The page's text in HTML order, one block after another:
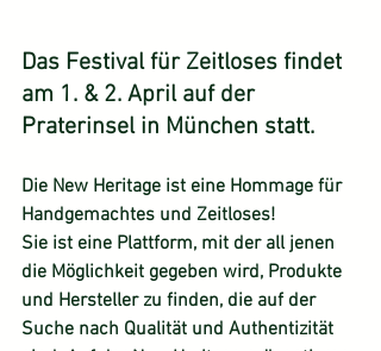
Das Festival für Zeitloses findet
am 1. & 2. April auf der
Praterinsel in München statt.
Die New Heritage ist eine Hommage für
Handgemachtes und Zeitloses!
Sie ist eine Plattform, mit der all jenen
die Möglichkeit gegeben wird, Produkte
und Hersteller zu finden, die auf der
Suche nach Qualität und Authentizität